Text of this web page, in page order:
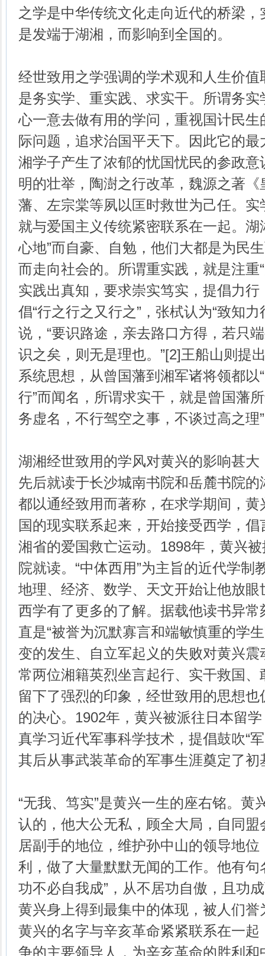
之学是中华传统文化走向近代的桥梁
是发端于湖湘，而影响到全国的。
经世致用之学强调的学术观和人生价
是务实学、重实践、求实干。所谓务
心一意去做有用的学问，重视国计民
际问题，追求治国平天下。因此它的
湘学子产生了浓郁的忧国忧民的参政
明的壮举，陶澍之行改革，魏源之著
藩、左宗棠等夙以匡时救世为己任。
就与爱国主义传统紧密联系在一起。湖
心地”而自豪、自勉，他们大都是为民
而走向社会的。所谓重实践，就是注重
实践出真知，要求崇实笃实，提倡力
倡“行之行之又行之”，张栻认为“致知
说，“要识路途，亲去路口方得，若只
识之矣，则无是理也。”[2]王船山则提
系统思想，从曾国藩到湘军诸将领都以
行”而闻名，所谓求实干，就是曾国藩
务虚名，不行驾空之事，不谈过高之理
湖湘经世致用的学风对黄兴的影响甚大
先后就读于长沙城南书院和岳麓书院
都以通经致用而著称，在求学期间，
国的现实联系起来，开始接受西学，
湘省的爱国救亡运动。1898年，黄兴
院就读。“中体西用”为主旨的近代学制
地理、经济、数学、天文开始让他放
西学有了更多的了解。据载他读书异
直是“被誉为沉默寡言和端敏慎重的学
变的发生、自立军起义的失败对黄兴
常两位湘籍英烈坐言起行、实干救国
留下了强烈的印象，经世致用的思想
的决心。1902年，黄兴被派往日本留
真学习近代军事科学技术，提倡鼓吹“
其后从事武装革命的军事生涯奠定了初
“无我、笃实”是黄兴一生的座右铭。黄
认的，他大公无私，顾全大局，自同
居副手的地位，维护孙中山的领导地
利，做了大量默默无闻的工作。他有句
功不必自我成”，从不居功自傲，且功
黄兴身上得到最集中的体现，被人们
黄兴的名字与辛亥革命紧紧联系在一
争的主要领导人，为辛亥革命的胜利